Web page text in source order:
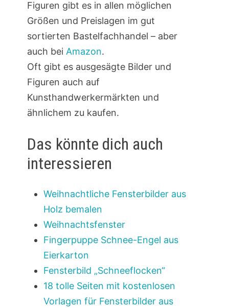
Figuren gibt es in allen möglichen
Größen und Preislagen im gut
sortierten Bastelfachhandel – aber
auch bei Amazon.
Oft gibt es ausgesägte Bilder und
Figuren auch auf
Kunsthandwerkermärkten und
ähnlichem zu kaufen.
Das könnte dich auch
interessieren
Weihnachtliche Fensterbilder aus
Holz bemalen
Weihnachtsfenster
Fingerpuppe Schnee-Engel aus
Eierkarton
Fensterbild „Schneeflocken“
18 tolle Seiten mit kostenlosen
Vorlagen für Fensterbilder aus